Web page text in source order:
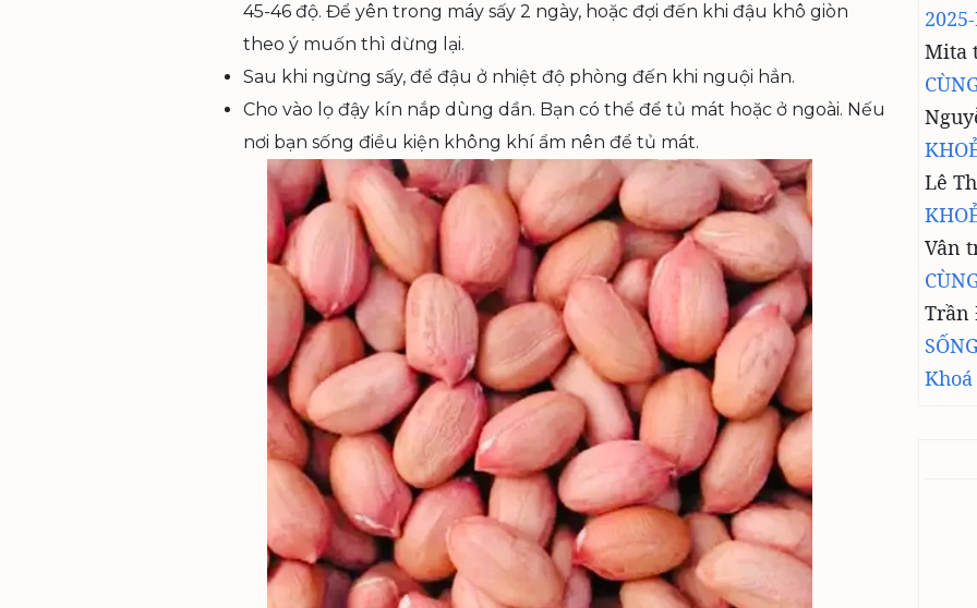
45-46 độ. Để yên trong máy sấy 2 ngày, hoặc đợi đến khi đậu khô giòn
theo ý muốn thì dừng lại.
Sau khi ngừng sấy, để đậu ở nhiệt độ phòng đến khi nguội hẳn.
Cho vào lọ đậy kín nắp dùng dần. Bạn có thể để tủ mát hoặc ở ngoài. Nếu
nơi bạn sống điều kiện không khí ẩm nên để tủ mát.
Mita
Lê
Vân
Trần
Khoá